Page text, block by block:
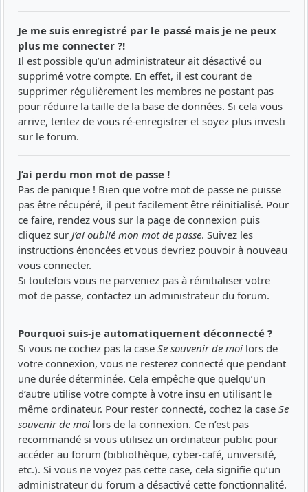
Je me suis enregistré par le passé mais je ne peux
plus me connecter ?!
Il est possible qu’un administrateur ait désactivé ou
supprimé votre compte. En effet, il est courant de
supprimer régulièrement les membres ne postant pas
pour réduire la taille de la base de données. Si cela vous
arrive, tentez de vous ré-enregistrer et soyez plus investi
sur le forum.
J’ai perdu mon mot de passe !
Pas de panique ! Bien que votre mot de passe ne puisse
pas être récupéré, il peut facilement être réinitialisé. Pour
ce faire, rendez vous sur la page de connexion puis
cliquez sur J’ai oublié mon mot de passe. Suivez les
instructions énoncées et vous devriez pouvoir à nouveau
vous connecter.
Si toutefois vous ne parveniez pas à réinitialiser votre
mot de passe, contactez un administrateur du forum.
Pourquoi suis-je automatiquement déconnecté ?
Si vous ne cochez pas la case Se souvenir de moi lors de
votre connexion, vous ne resterez connecté que pendant
une durée déterminée. Cela empêche que quelqu’un
d’autre utilise votre compte à votre insu en utilisant le
même ordinateur. Pour rester connecté, cochez la case Se
souvenir de moi lors de la connexion. Ce n’est pas
recommandé si vous utilisez un ordinateur public pour
accéder au forum (bibliothèque, cyber-café, université,
etc.). Si vous ne voyez pas cette case, cela signifie qu’un
administrateur du forum a désactivé cette fonctionnalité.